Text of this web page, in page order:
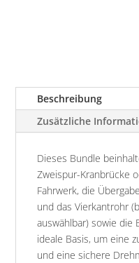
Beschreibung
Zusätzliche
Dieses Bundle
Zweispur-Kranbrücke
Fahrwerk, die
und das Vierkantrohr
auswählbar) sowie die
ideale Basis, um eine
und eine sichere